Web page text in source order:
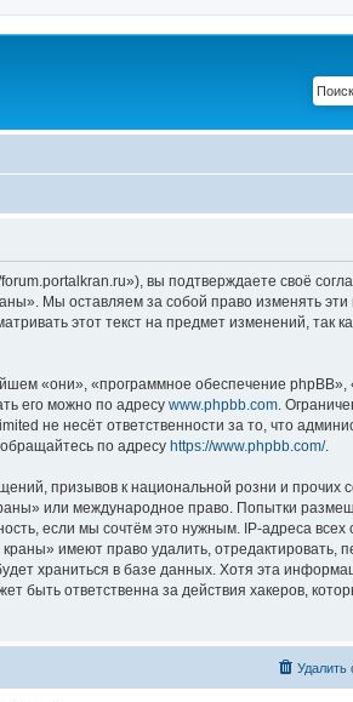
вы подтверждаете своё
Мы оставляем за собой право изменять
этот текст на предмет изменений, так
«они», «программное обеспечение phpBB»,
его можно по адресу www.phpbb.com .
не несёт ответственности за то, что
по адресу https://www.phpbb.com/.
призывов к национальной розни и прочих
или международное право. Попытки
если мы сочтём это нужным. IP-адреса
имеют право удалить, отредактировать,
храниться в базе данных. Хотя эта
ответственна за действия хакеров,
Удалить